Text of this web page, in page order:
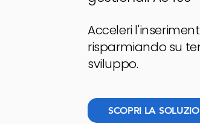
Acceleri
risparmiando su
sviluppo.
SCOPRI LA